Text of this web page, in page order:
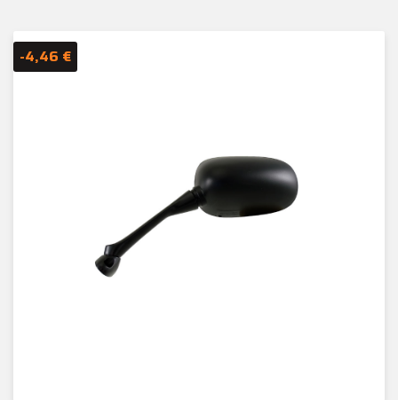
-4,46 €